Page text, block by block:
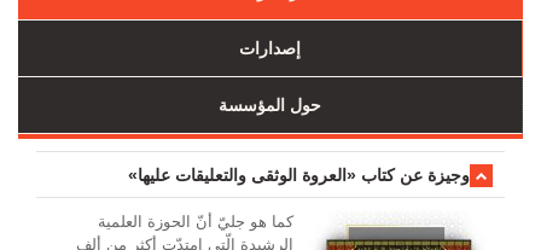
إصدارات
حول المؤسسة
وجیزة عن کتاب «العروة الوثقی والتعلیقات علیها»
کما هو جليّ أنّ الحوزة العلمیة
الرشیدة الّتي امتدّت أكثر من ألف